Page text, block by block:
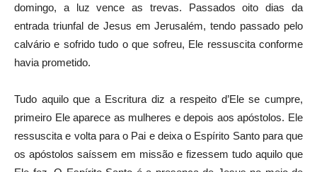
domingo, a luz vence as trevas. Passados oito dias da
entrada triunfal de Jesus em Jerusalém, tendo passado pelo
calvário e sofrido tudo o que sofreu, Ele ressuscita conforme
havia prometido.
Tudo aquilo que a Escritura diz a respeito d’Ele se cumpre,
primeiro Ele aparece as mulheres e depois aos apóstolos. Ele
ressuscita e volta para o Pai e deixa o Espírito Santo para que
os apóstolos saíssem em missão e fizessem tudo aquilo que